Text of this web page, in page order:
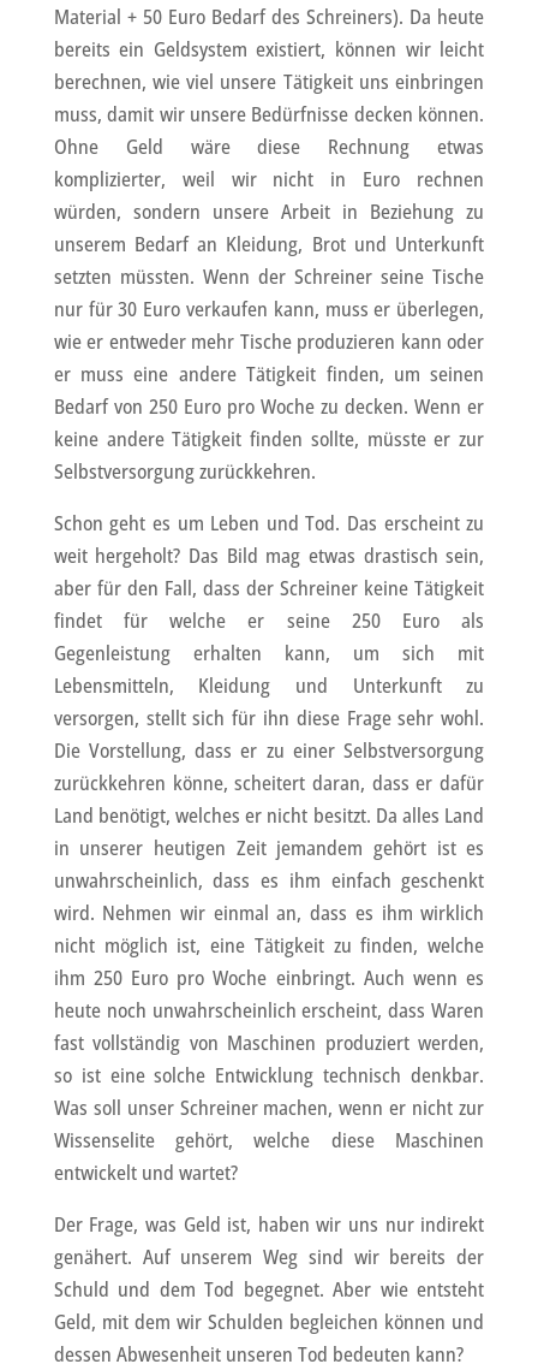
Material + 50 Euro Bedarf des Schreiners). Da heute
bereits ein Geldsystem existiert, können wir leicht
berechnen, wie viel unsere Tätigkeit uns einbringen
muss, damit wir unsere Bedürfnisse decken können.
Ohne Geld wäre diese Rechnung etwas
komplizierter, weil wir nicht in Euro rechnen
würden, sondern unsere Arbeit in Beziehung zu
unserem Bedarf an Kleidung, Brot und Unterkunft
setzten müssten. Wenn der Schreiner seine Tische
nur für 30 Euro verkaufen kann, muss er überlegen,
wie er entweder mehr Tische produzieren kann oder
er muss eine andere Tätigkeit finden, um seinen
Bedarf von 250 Euro pro Woche zu decken. Wenn er
keine andere Tätigkeit finden sollte, müsste er zur
Selbstversorgung zurückkehren.
Schon geht es um Leben und Tod. Das erscheint zu
weit hergeholt? Das Bild mag etwas drastisch sein,
aber für den Fall, dass der Schreiner keine Tätigkeit
findet für welche er seine 250 Euro als
Gegenleistung erhalten kann, um sich mit
Lebensmitteln, Kleidung und Unterkunft zu
versorgen, stellt sich für ihn diese Frage sehr wohl.
Die Vorstellung, dass er zu einer Selbstversorgung
zurückkehren könne, scheitert daran, dass er dafür
Land benötigt, welches er nicht besitzt. Da alles Land
in unserer heutigen Zeit jemandem gehört ist es
unwahrscheinlich, dass es ihm einfach geschenkt
wird. Nehmen wir einmal an, dass es ihm wirklich
nicht möglich ist, eine Tätigkeit zu finden, welche
ihm 250 Euro pro Woche einbringt. Auch wenn es
heute noch unwahrscheinlich erscheint, dass Waren
fast vollständig von Maschinen produziert werden,
so ist eine solche Entwicklung technisch denkbar.
Was soll unser Schreiner machen, wenn er nicht zur
Wissenselite gehört, welche diese Maschinen
entwickelt und wartet?
Der Frage, was Geld ist, haben wir uns nur indirekt
genähert. Auf unserem Weg sind wir bereits der
Schuld und dem Tod begegnet. Aber wie entsteht
Geld, mit dem wir Schulden begleichen können und
dessen Abwesenheit unseren Tod bedeuten kann?